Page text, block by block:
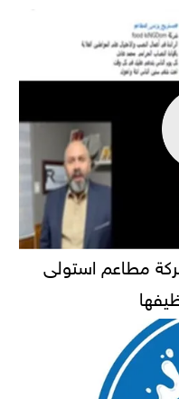
مطاعم استولى